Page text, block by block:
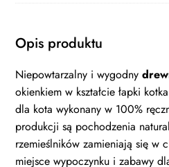
Opis produktu
Niepowtarzalny i wygodny
okienkiem w kształcie łapki
dla kota wykonany w 100%
produkcji są pochodzenia
rzemieślników zamieniają się w
miejsce wypoczynku i zabawy